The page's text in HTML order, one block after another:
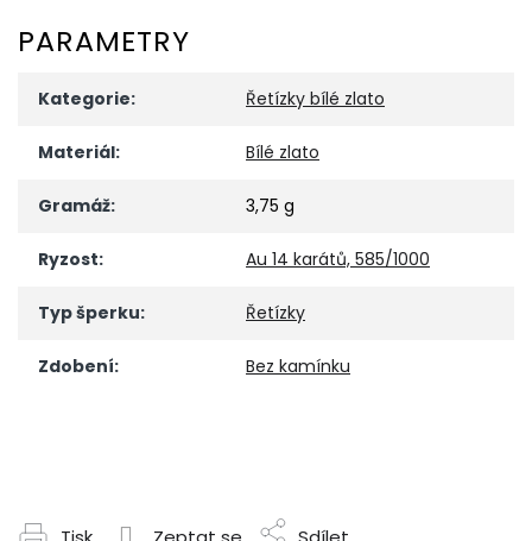
PARAMETRY
Kategorie: Řetízky bílé zlato
Materiál: Bílé zlato
Gramáž: 3,75 g
Ryzost: Au 14 karátů, 585/1000
Typ šperku: Řetízky
Zdobení: Bez kamínku